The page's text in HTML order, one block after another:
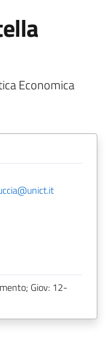
Economica
Giov: 12-